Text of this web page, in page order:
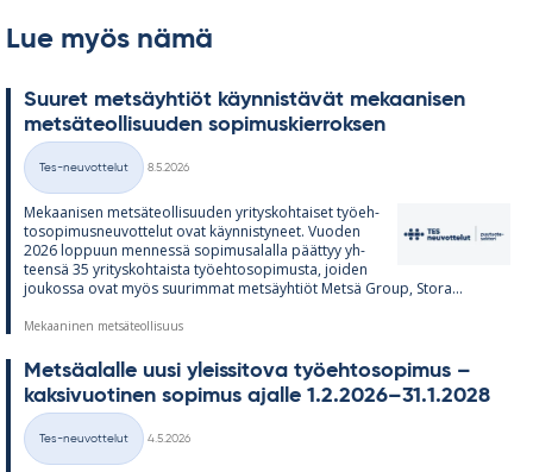
Lue myös nämä
Suu­ret met­säyh­tiöt käyn­nis­tä­vät me­kaa­ni­sen
met­sä­teol­li­suu­den so­pi­mus­kier­rok­sen
Kategoriat
Tes-neuvottelut
8.5.2026
Me­kaa­ni­sen met­sä­teol­li­suu­den yri­tys­koh­tai­set työ­eh­
to­so­pi­mus­neu­vot­te­lut ovat käyn­nis­ty­neet. Vuo­den
2026 lop­puun men­nessä so­pi­musa­lalla päät­tyy yh­
teensä 35 yri­tys­koh­taista työ­eh­to­so­pi­musta, joi­den
jou­kossa ovat myös suu­rim­mat met­säyh­tiöt Metsä Group, Stora...
Mekaaninen metsäteollisuus
Met­sä­alalle uusi yleis­si­tova työ­eh­to­so­pi­mus –
kak­si­vuo­ti­nen so­pi­mus ajalle 1.2.2026–31.1.2028
Kategoriat
Tes-neuvottelut
4.5.2026